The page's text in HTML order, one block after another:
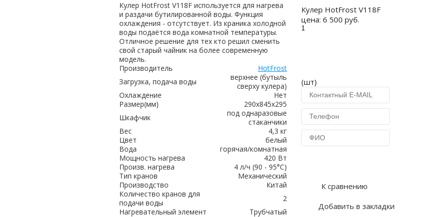
Кулер HotFrost V118F
цена: 6 500 руб.
(шт)
К сравнению
Добавить в закладки
Кулер HotFrost V118F используется для нагрева
и раздачи бутилированной воды. Функция
охлаждения - отсутствует. Из краника холодной
воды подаётся вода комнатной температуры.
Отличное решение для тех кто решил сменить
свой старый чайник на более современную
модель.
Производитель
HotFrost
Загрузка, подача воды
верхнее (бутыль
сверху кулера)
Охлаждение
Нет
Размер(мм)
290х845х295
Шкафчик
под однаразовые
стаканчики
Вес
4,3 кг
Цвет
белый
Вода
горячая/комнатная
Мощность нагрева
420 Вт
Произв. нагрева
4 л/ч (90 - 95°C)
Тип кранов
Механический
Производство
Китай
Количество кранов для
подачи воды
2
Нагревательный элемент
Трубчатый